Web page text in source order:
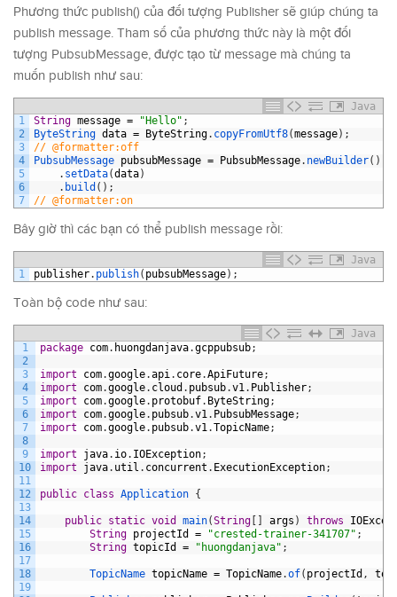
Phương thức publish() của đối tượng Publisher sẽ giúp chúng ta
publish message. Tham số của phương thức này là một đối
tượng PubsubMessage, được tạo từ message mà chúng ta
muốn publish như sau:
Java
1
2
3
4
5
6
7
String message = "Hello" ;
ByteString data = ByteString. copyFromUtf8(message) ;
// @formatter:off
PubsubMessage pubsubMessage = PubsubMessage. newBuilder( )
. setData(data)
. build ( ) ;
// @formatter:on
Bây giờ thì các bạn có thể publish message rồi:
Java
1
publisher. publish( pubsubMessage) ;
Toàn bộ code như sau:
Java
1
2
3
4
5
6
7
8
9
10
11
12
13
14
15
16
17
18
19
package com. huongdanjava.gcppubsub;
import com.google.api . core.ApiFuture;
import
com.google. cloud . pubsub.v1 . Publisher;
import
com.google. protobuf. ByteString;
import
com.google. pubsub.v1 . PubsubMessage;
import
com.google. pubsub.v1 .TopicName;
import java. io. IOException;
import
java. util . concurrent . ExecutionException;
public class Application {
public static void main(String [ ] args ) throws
String projectId = "crested-trainer-341707" ;
String topicId = "huongdanjava" ;
TopicName topicName = TopicName.of( projectId ,